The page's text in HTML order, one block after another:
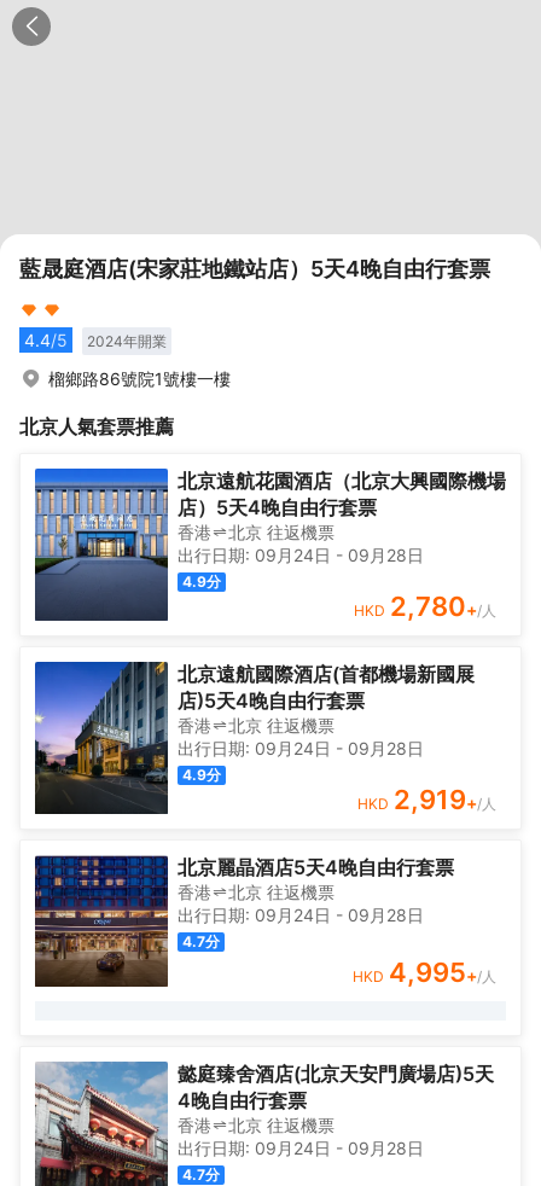
藍晟庭酒店(宋家莊地鐵站店）5天4晚自由行套票
4.4/5 2024年開業
榴鄉路86號院1號樓一樓
北京人氣套票推薦
北京遠航花園酒店（北京大興國際機場
店）5天4晚自由行套票
香港 北京 往返機票
出行日期: 09月24日 - 09月28日
4.9分
HKD 2,780+/人
北京遠航國際酒店(首都機場新國展
店)5天4晚自由行套票
香港 北京 往返機票
出行日期: 09月24日 - 09月28日
4.9分
HKD 2,919+/人
北京麗晶酒店5天4晚自由行套票
香港 北京 往返機票
出行日期: 09月24日 - 09月28日
4.7分
HKD 4,995+/人
懿庭臻舍酒店(北京天安門廣場店)5天
4晚自由行套票
香港 北京 往返機票
出行日期: 09月24日 - 09月28日
4.7分